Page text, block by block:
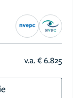
v.a. € 6.825